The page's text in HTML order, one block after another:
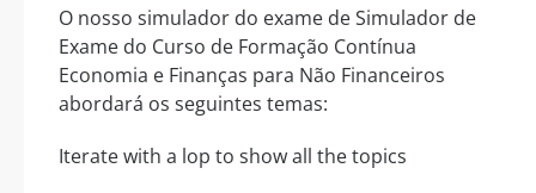
O nosso simulador do exame de Simulador de
Exame do Curso de Formação Contínua
Economia e Finanças para Não Financeiros
abordará os seguintes temas:
Iterate with a lop to show all the topics